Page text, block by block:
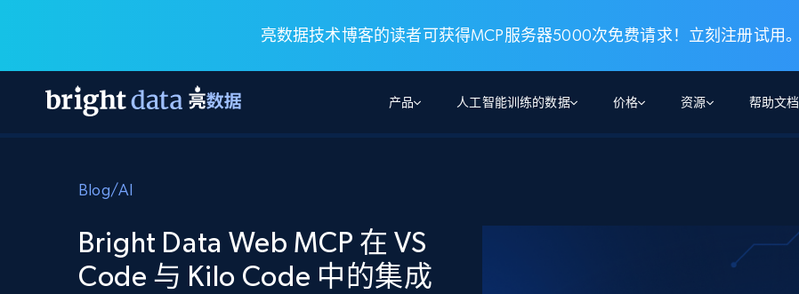
亮数据技术博客的读者可获得MCP服务器5000次免费请求！立刻注册试用。
产品
Discover API
始终在线的代理实时网页发现
从 600+ 个网站获取实时数据
人工智能训练的数据
获得取之不尽的视频，图片及更多内容
视频信息流——为 VLA 准备就绪
获取持续、定向的网页视频，用于训练人形机
器人策略
让 AI 应用具备搜索与爬取整个网络的能力
价格
免费套餐
$1/ 每1 次请求
爬虫 API
起价
$1/1k请求
资源
第三方工具集成
浏览器扩展
博客
案例研究
帮助文档
Blog/AI
Bright Data Web MCP 在 VS
Code 与 Kilo Code 中的集成